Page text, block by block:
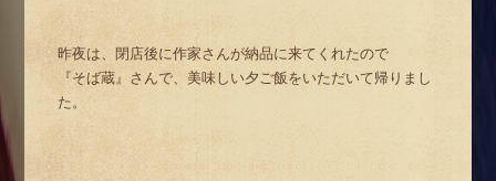
昨夜は、閉店後に作家さんが納品に来てくれたので
『そば蔵』さんで、美味しい夕ご飯をいただいて帰りまし
た。